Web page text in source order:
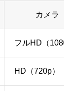
カメラ
フルHD（1080p
HD（720p）